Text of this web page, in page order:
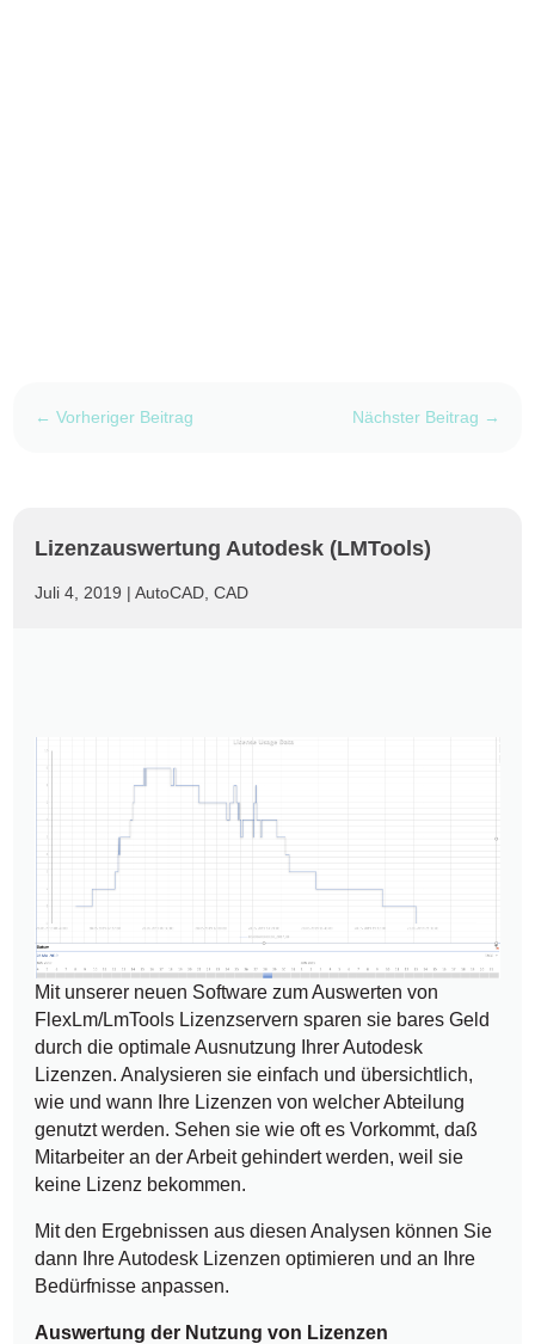
←Vorheriger Beitrag Nächster Beitrag →
Lizenzauswertung Autodesk (LMTools)
Juli 4, 2019 |AutoCAD ,CAD
Mit unserer neuen Software zum Auswerten von
FlexLm/LmTools Lizenzservern sparen sie bares Geld
durch die optimale Ausnutzung Ihrer Autodesk
Lizenzen. Analysieren sie einfach und übersichtlich,
wie und wann Ihre Lizenzen von welcher Abteilung
genutzt werden. Sehen sie wie oft es Vorkommt, daß
Mitarbeiter an der Arbeit gehindert werden, weil sie
keine Lizenz bekommen.
Mit den Ergebnissen aus diesen Analysen können Sie
dann Ihre Autodesk Lizenzen optimieren und an Ihre
Bedürfnisse anpassen.
Auswertung der Nutzung von Lizenzen